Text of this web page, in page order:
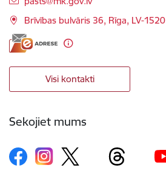
Brīvības bulvāris 36, Rīga, LV-1520
Visi kontakti
Sekojiet mums